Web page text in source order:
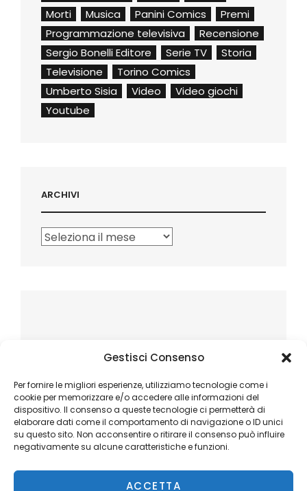
Gestisci Consenso
Per fornire le migliori esperienze, utilizziamo tecnologie come i
cookie per memorizzare e/o accedere alle informazioni del
dispositivo. Il consenso a queste tecnologie ci permetterà di
elaborare dati come il comportamento di navigazione o ID unici
su questo sito. Non acconsentire o ritirare il consenso può influire
negativamente su alcune caratteristiche e funzioni.
ACCETTA
Morti
Musica Panini Comics
Premi
Programmazione televisiva
Recensione
Sergio Bonelli Editore
Serie TV
Storia
Televisione
Torino Comics
Umberto Sisia
Video
Video giochi
Youtube
ARCHIVI
Archivi